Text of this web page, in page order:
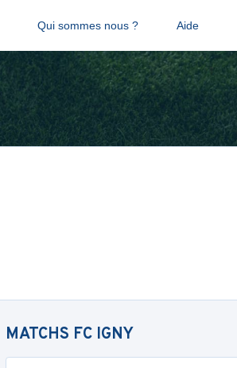
Qui sommes nous ? Aide
MATCHS FC IGNY